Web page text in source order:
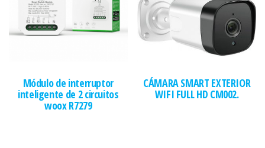
Módulo de interruptor
inteligente de 2 circuitos
woox R7279
CÁMARA SMART EXTERIOR
WIFI FULL HD CM002.